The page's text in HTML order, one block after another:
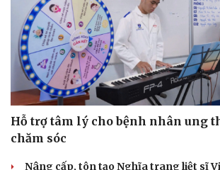
Hỗ trợ tâm lý cho bệnh nhân ung
chăm sóc
Nâng cấp, tôn tạo Nghĩa trang liệt sĩ